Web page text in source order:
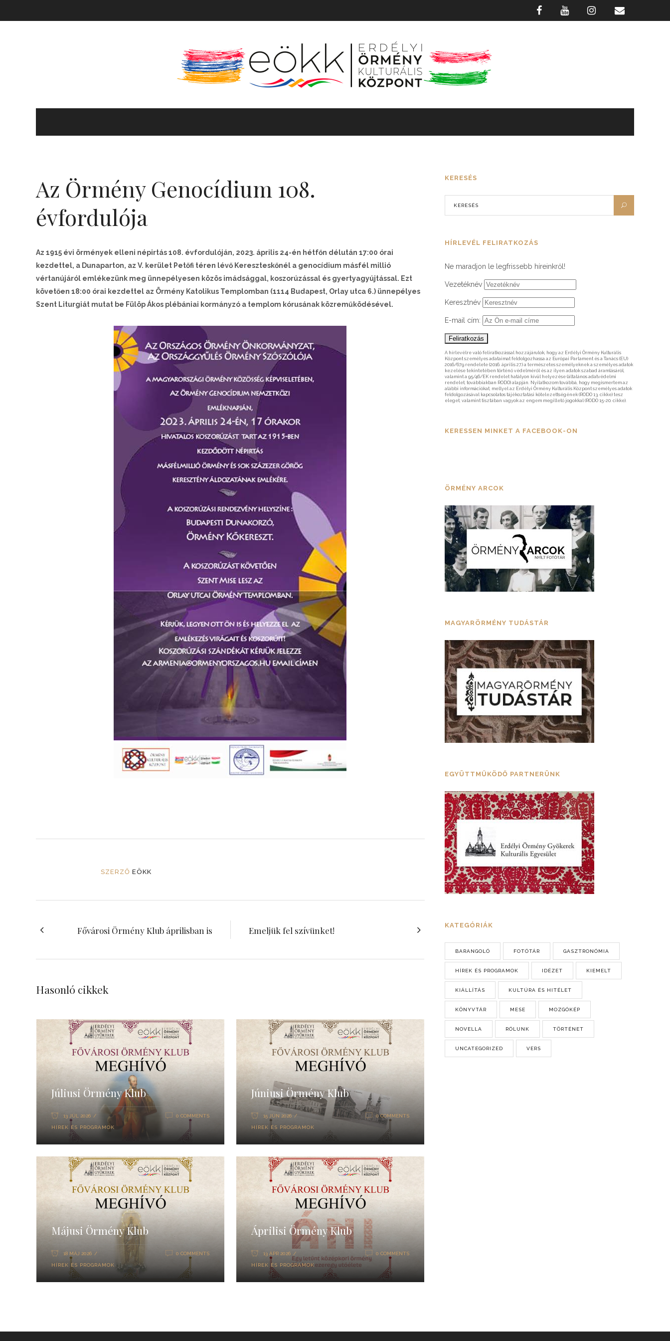
Az Örmény Genocídium 108.
évfordulója
Az 1915 évi örmények elleni népirtás 108. évfordulóján, 2023. április 24-én hétfőn délután 17:00 órai
kezdettel, a Dunaparton, az V. kerület Petőfi téren lévő Kereszteskőnél a genocídium másfél millió
vértanújáról emlékezünk meg ünnepélyesen közös imádsággal, koszorúzással és gyertyagyújtással. Ezt
követően 18:00 órai kezdettel az Örmény Katolikus Templomban (1114 Budapest, Orlay utca 6.) ünnepélyes
Szent Liturgiát mutat be Fülöp Ákos plébániai kormányzó a templom kórusának közreműködésével.
SZERZŐ EÖKK
Fővárosi Örmény Klub áprilisban is Emeljük fel szívünket!
Hasonló cikkek
Júliusi Örmény Klub
13 JÚL 2026
HÍREK ÉS PROGRAMOK
0 COMMENTS
Júniusi Örmény Klub
15 JÚN 2026
HÍREK ÉS PROGRAMOK
0 COMMENTS
Májusi Örmény Klub
18 MÁJ 2026
HÍREK ÉS PROGRAMOK
0 COMMENTS
Áprilisi Örmény Klub
13 ÁPR 2026
HÍREK ÉS PROGRAMOK
0 COMMENTS
KERESÉS
HÍRLEVÉL FELIRATKOZÁS
Ne maradjon le legfrissebb híreinkről!
Vezetéknév
Keresztnév
E-mail cím:
A hírlevélre való feliratkozással hozzájárulok, hogy az Erdélyi Örmény Kulturális
Központ személyes adataimat feldolgozhassa az Európai Parlament és a Tanács (EU)
2016/679 rendelete (2016. április 27.) a természetes személyeknek a személyes adatok
kezelése tekintetében történő védelméről és az ilyen adatok szabad áramlásáról,
valamint a 95/46/EK rendelet hatályon kívül helyezése (általános adatvédelmi
rendelet, továbbiakban RODO) alapján. Nyilatkozom továbbá, hogy megismertem az
alábbi információkat, mellyel az Erdélyi Örmény Kulturális Központ személyes adatok
feldolgozásával kapcsolatos tájékoztatási kötelezettségének (RODO 13. cikke) tesz
eleget, valamint tisztában vagyok az engem megillető jogokkal (RODO 15-20. cikke).
KERESSEN MINKET A FACEBOOK-ON
ÖRMÉNY ARCOK
MAGYARÖRMÉNY TUDÁSTÁR
EGYÜTTMŰKÖDŐ PARTNERÜNK
KATEGÓRIÁK
BARANGOLÓ FOTÓTÁR GASZTRONÓMIA
HÍREK ÉS PROGRAMOK IDÉZET KIEMELT
KIÁLLÍTÁS KULTÚRA ÉS HITÉLET
KÖNYVTÁR MESE MOZGÓKÉP
NOVELLA RÓLUNK TÖRTÉNET
UNCATEGORIZED VERS